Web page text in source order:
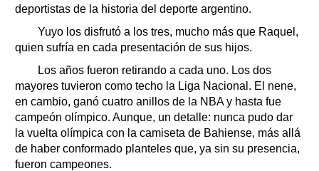
deportistas de la historia del deporte argentino.
Yuyo los disfrutó a los tres, mucho más que Raquel,
quien sufría en cada presentación de sus hijos.
Los años fueron retirando a cada uno. Los dos
mayores tuvieron como techo la Liga Nacional. El nene,
en cambio, ganó cuatro anillos de la NBA y hasta fue
campeón olímpico. Aunque, un detalle: nunca pudo dar
la vuelta olímpica con la camiseta de Bahiense, más allá
de haber conformado planteles que, ya sin su presencia,
fueron campeones.